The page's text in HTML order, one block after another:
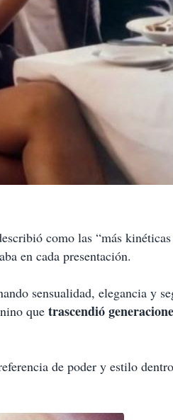
como las “más
en cada presentación.
sensualidad, elegancia y
que trascendió
de poder y estilo